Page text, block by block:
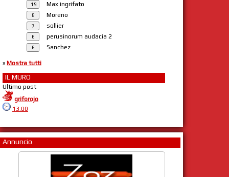
Max ingrifato
Moreno
sollier
perusinorum audacia 2
Sanchez
» Mostra tutti
IL MURO
Ultimo post
griforojo
13:00
Annuncio